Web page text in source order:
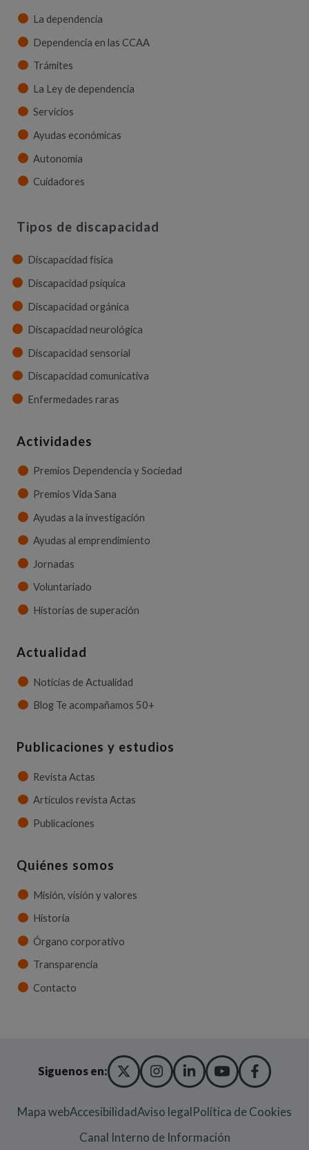
La dependencia
Dependencia en las CCAA
Trámites
La Ley de dependencia
Servicios
Ayudas económicas
Autonomía
Cuidadores
Tipos de discapacidad
Discapacidad física
Discapacidad psíquica
Discapacidad orgánica
Discapacidad neurológica
Discapacidad sensorial
Discapacidad comunicativa
Enfermedades raras
Actividades
Premios Dependencia y Sociedad
Premios Vida Sana
Ayudas a la investigación
Ayudas al emprendimiento
Jornadas
Voluntariado
Historias de superación
Actualidad
Noticias de Actualidad
Blog Te acompañamos 50+
Publicaciones y estudios
Revista Actas
Artículos revista Actas
Publicaciones
Quiénes somos
Misión, visión y valores
Historia
Órgano corporativo
Transparencia
Contacto
Siguenos en: X TWITTER
(ABRE EN NUEVA
INSTAGRAM
(ABRE EN NUEVA
LINKEDIN
(ABRE EN
YOUTUBE
(ABRE EN
Mapa webAccesibilidadAviso legalPolítica de Cookies
Canal Interno de Información(Abre en